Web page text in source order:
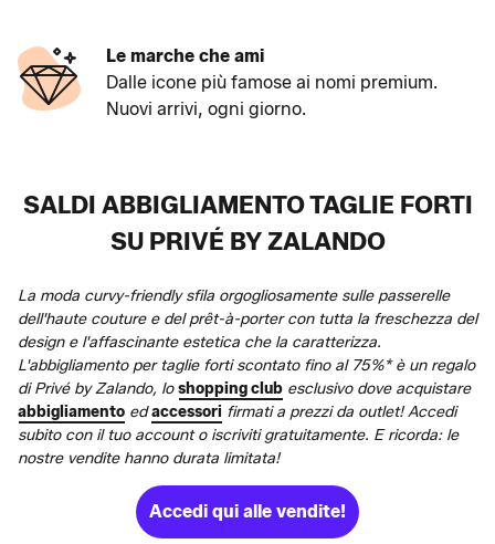
Le marche che ami
Dalle icone più famose ai nomi premium.
Nuovi arrivi, ogni giorno.
SALDI ABBIGLIAMENTO TAGLIE FORTI
SU PRIVÉ BY ZALANDO
La moda curvy-friendly sfila orgogliosamente sulle passerelle
dell'haute couture e del prêt-à-porter con tutta la freschezza del
design e l'affascinante estetica che la caratterizza.
L'abbigliamento per taglie forti scontato fino al 75%* è un regalo
di Privé by Zalando, loshopping club esclusivo dove acquistare
abbigliamento edaccessori firmati a prezzi da outlet! Accedi
subito con il tuo account o iscriviti gratuitamente. E ricorda: le
nostre vendite hanno durata limitata!
Accedi qui alle vendite!